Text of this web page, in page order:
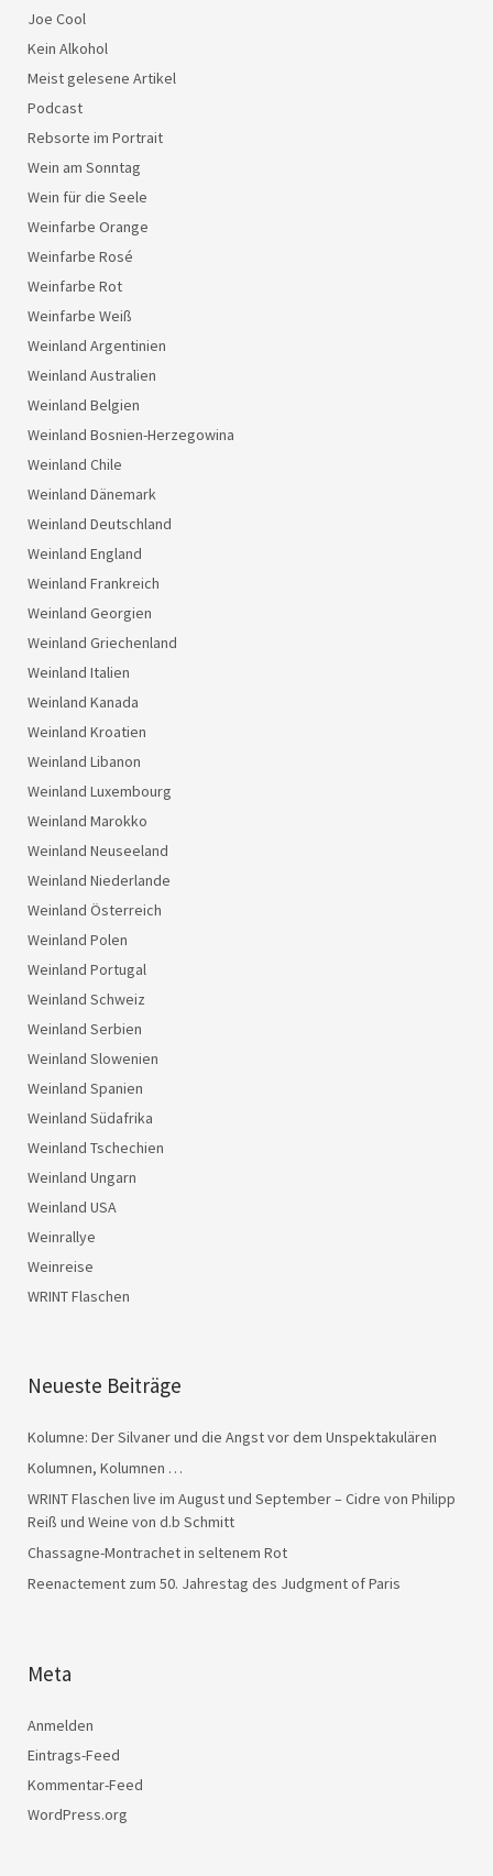
Joe Cool
Kein Alkohol
Meist gelesene Artikel
Podcast
Rebsorte im Portrait
Wein am Sonntag
Wein für die Seele
Weinfarbe Orange
Weinfarbe Rosé
Weinfarbe Rot
Weinfarbe Weiß
Weinland Argentinien
Weinland Australien
Weinland Belgien
Weinland Bosnien-Herzegowina
Weinland Chile
Weinland Dänemark
Weinland Deutschland
Weinland England
Weinland Frankreich
Weinland Georgien
Weinland Griechenland
Weinland Italien
Weinland Kanada
Weinland Kroatien
Weinland Libanon
Weinland Luxembourg
Weinland Marokko
Weinland Neuseeland
Weinland Niederlande
Weinland Österreich
Weinland Polen
Weinland Portugal
Weinland Schweiz
Weinland Serbien
Weinland Slowenien
Weinland Spanien
Weinland Südafrika
Weinland Tschechien
Weinland Ungarn
Weinland USA
Weinrallye
Weinreise
WRINT Flaschen
Neueste Beiträge
Kolumne: Der Silvaner und die Angst vor dem Unspektakulären
Kolumnen, Kolumnen …
WRINT Flaschen live im August und September – Cidre von Philipp
Reiß und Weine von d.b Schmitt
Chassagne-Montrachet in seltenem Rot
Reenactement zum 50. Jahrestag des Judgment of Paris
Meta
Anmelden
Eintrags-Feed
Kommentar-Feed
WordPress.org